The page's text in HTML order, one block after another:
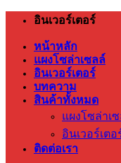
ข้าม
เนื้อหา
อินเวอร์เตอร์
หน้าหลัก
แผงโซล่าเซลล์
อินเวอร์เตอร์
บทความ
สินค้าทั้งหมด
แผงโซล่าเ
อินเวอร์เตอ
ติดต่อเรา